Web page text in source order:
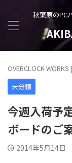
秋葉原のPC
OVERCLOCK WORKS
未分類
今週入荷予
ボードのご
2014年5月14日